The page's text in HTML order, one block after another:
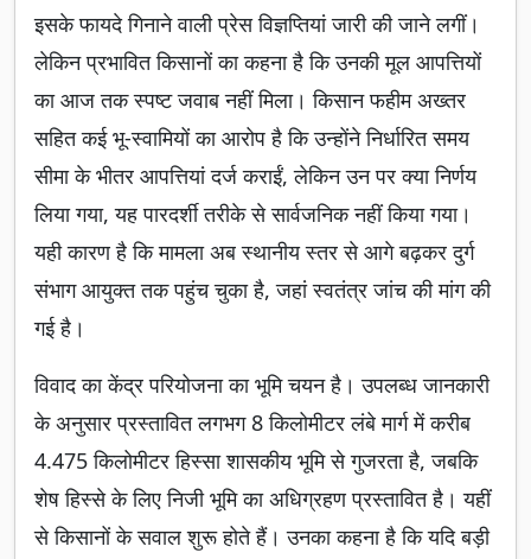
इसके फायदे गिनाने वाली प्रेस विज्ञप्तियां जारी की जाने लगीं।
लेकिन प्रभावित किसानों का कहना है कि उनकी मूल आपत्तियों
का आज तक स्पष्ट जवाब नहीं मिला। किसान फहीम अख्तर
सहित कई भू-स्वामियों का आरोप है कि उन्होंने निर्धारित समय
सीमा के भीतर आपत्तियां दर्ज कराईं, लेकिन उन पर क्या निर्णय
लिया गया, यह पारदर्शी तरीके से सार्वजनिक नहीं किया गया।
यही कारण है कि मामला अब स्थानीय स्तर से आगे बढ़कर दुर्ग
संभाग आयुक्त तक पहुंच चुका है, जहां स्वतंत्र जांच की मांग की
गई है।
विवाद का केंद्र परियोजना का भूमि चयन है। उपलब्ध जानकारी
के अनुसार प्रस्तावित लगभग 8 किलोमीटर लंबे मार्ग में करीब
4.475 किलोमीटर हिस्सा शासकीय भूमि से गुजरता है, जबकि
शेष हिस्से के लिए निजी भूमि का अधिग्रहण प्रस्तावित है। यहीं
से किसानों के सवाल शुरू होते हैं। उनका कहना है कि यदि बड़ी